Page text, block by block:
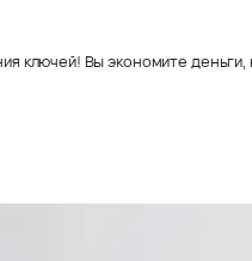
ключей! Вы экономите